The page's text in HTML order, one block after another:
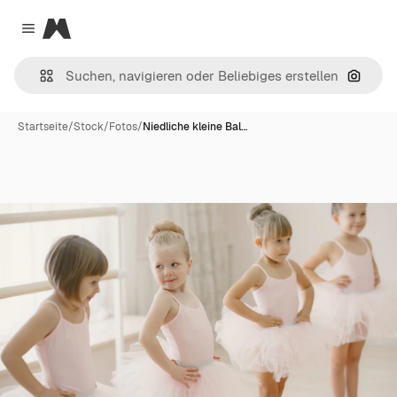
Close menu
Magnific
Nach
Startseite/Stock/Fotos/Niedliche kleine Bal…